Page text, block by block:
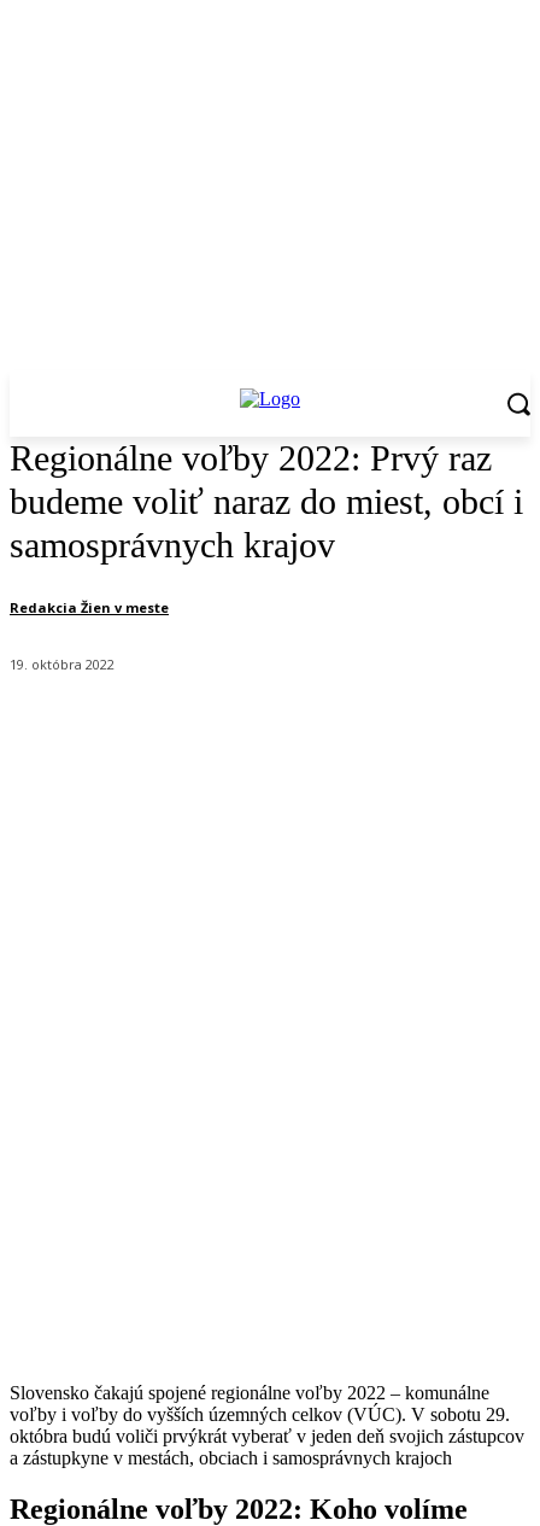
Regionálne voľby 2022: Prvý raz
budeme voliť naraz do miest, obcí i
samosprávnych krajov
Redakcia Žien v meste
19. októbra 2022
Slovensko čakajú spojené regionálne voľby 2022 – komunálne
voľby i voľby do vyšších územných celkov (VÚC). V sobotu 29.
októbra budú voliči prvýkrát vyberať v jeden deň svojich zástupcov
a zástupkyne v mestách, obciach i samosprávnych krajoch
Regionálne voľby 2022: Koho volíme